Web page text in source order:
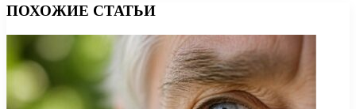
ПОХОЖИЕ СТАТЬИ